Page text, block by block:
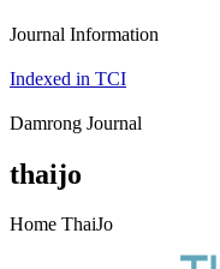
Journal Information
Indexed in TCI
Damrong Journal
thaijo
Home ThaiJo